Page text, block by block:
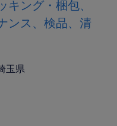
ング・梱包、
ンス、検品、清
玉県